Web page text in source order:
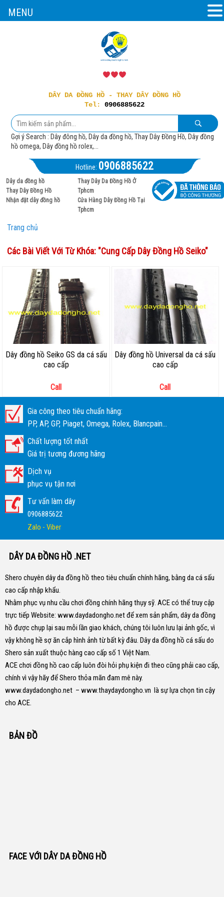
DÂY DA ĐỒNG HỒ - THAY DÂY ĐỒNG HỒ
Tel: 0906885622
Gợi ý Search : Dây đông hồ, Dây da đồng hồ, Thay Dây Đồng Hồ, Dây đồng
hồ omega, Dây đồng hồ rolex,...
Hotline: 0906885622
Dây da đồng hồ
Thay Dây Đồng Hồ
Nhận đặt dây đồng hồ
Thay Dây Da Đồng Hồ Ở
Tphcm
Cửa Hàng Dây Đồng Hồ Tại
Tphcm
Trang chủ
Các Bài Viết Với Từ Khóa: "Cung Cấp Dây Đồng Hồ Seiko"
Dây đồng hồ Seiko GS da cá sấu
cao cấp
Call
Dây đồng hồ Universal da cá sấu
cao cấp
Call
Gia công theo tiêu chuẩn hãng:
PP, AP, GP, Piaget, Omega, Rolex, Blancpain...
Chất lượng tốt nhất
Giá trị tương đương hãng
Dịch vụ
phục vụ tận nơi
Tư vấn làm dây
0906885622
Zalo - Viber
DÂY DA ĐỒNG HỒ .NET
Shero chuyên dây da đồng hồ theo tiêu chuẩn chính hãng, bằng da cá sấu
cao cấp nhập khẩu.
Nhằm phục vụ nhu cầu chơi đồng chính hãng thụy sỹ. ACE có thể truy cập
trực tiếp Website: www.daydadongho.netđể xem sản phẩm, dây da đồng
hồ được chụp lại sau mỗi lần giao khách, chúng tôi luôn lưu lại ảnh gốc, vì
vậy không hề sợ ăn cắp hình ảnh từ bất kỳ đâu. Dây da đồng hồ cá sấu do
Shero sản xuất thuộc hàng cao cấp số 1 Việt Nam.
ACE chơi đồng hồ cao cấp luôn đòi hỏi phụ kiện đi theo cũng phải cao cấp,
chính vì vậy hãy để Shero thỏa mãn đam mê này.
www.daydadongho.net – www.thaydaydongho.vn là sự lựa chọn tin cậy
cho ACE.
BẢN ĐỒ
FACE VỚI DÂY DA ĐỒNG HỒ
MENU